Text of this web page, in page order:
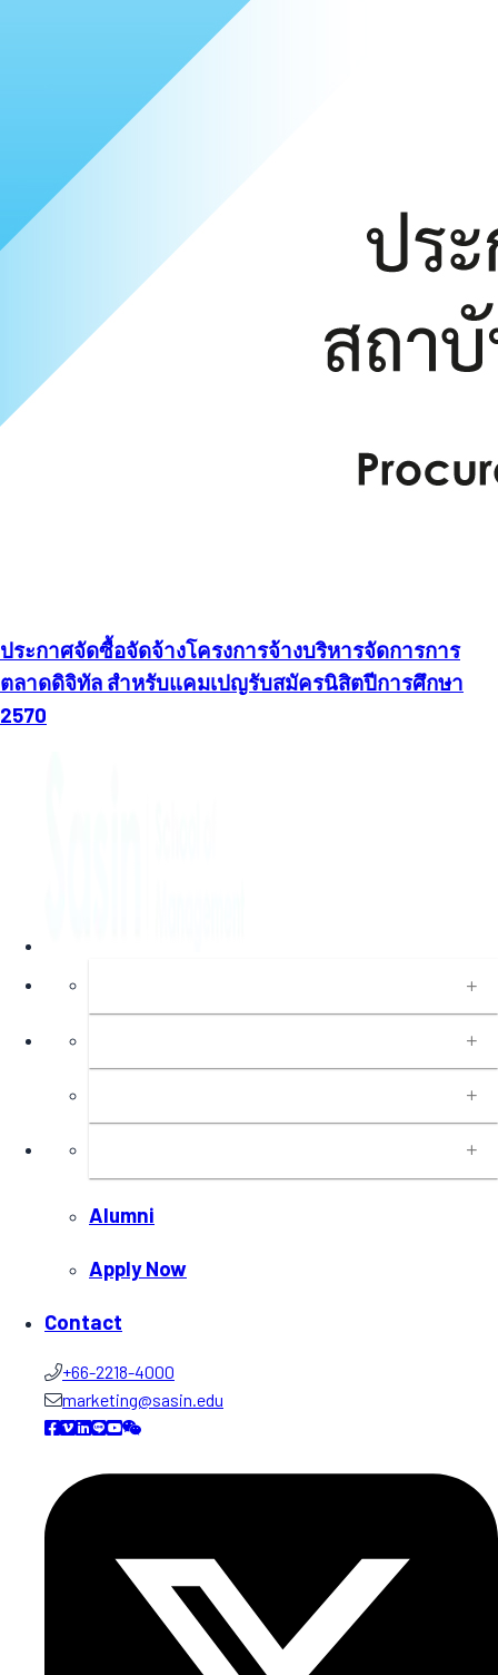
ประกาศจัดซื้อจัดจ้างโครงการจ้างบริหารจัดการการ
ตลาดดิจิทัล สำหรับแคมเปญรับสมัครนิสิตปีการศึกษา
2570
Alumni
Apply Now
Contact
+66-2218-4000
marketing@sasin.edu